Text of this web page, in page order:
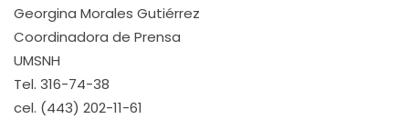
Georgina Morales Gutiérrez
Coordinadora de Prensa
UMSNH
Tel. 316-74-38
cel. (443) 202-11-61